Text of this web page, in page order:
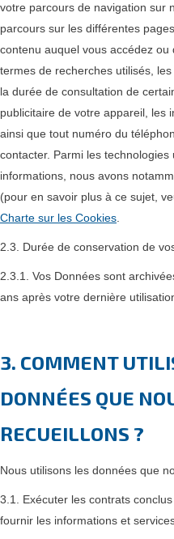
votre parcours de navigation sur
parcours sur les différentes
contenu auquel vous accédez ou
termes de recherches utilisés,
la durée de consultation de
publicitaire de votre appareil, les
ainsi que tout numéro du
contacter. Parmi les
informations, nous avons
(pour en savoir plus à ce sujet,
Charte sur les Cookies
2.3. Durée de conservation de
2.3.1. Vos Données sont
ans après votre dernière
3. COMMENT
DONNÉES QUE
RECUEILLONS ?
Nous utilisons les données que
3.1. Exécuter les contrats
fournir les informations et